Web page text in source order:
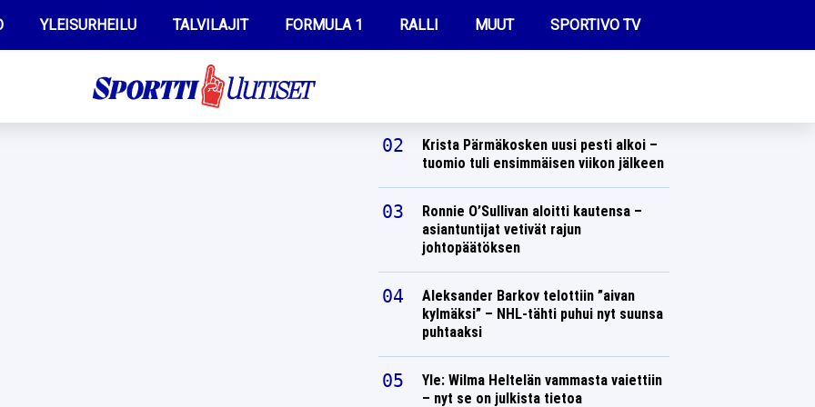
YLEISURHEILU TALVILAJIT FORMULA 1 RALLI MUUT
KAMPPAILU
SPORTIVO TV
Krista Pärmäkosken uusi pesti alkoi –
tuomio tuli ensimmäisen viikon jälkeen
Ronnie O’Sullivan aloitti kautensa –
asiantuntijat vetivät rajun
johtopäätöksen
Aleksander Barkov telottiin ”aivan
kylmäksi” – NHL-tähti puhui nyt suunsa
puhtaaksi
Yle: Wilma Heltelän vammasta vaiettiin
– nyt se on julkista tietoa